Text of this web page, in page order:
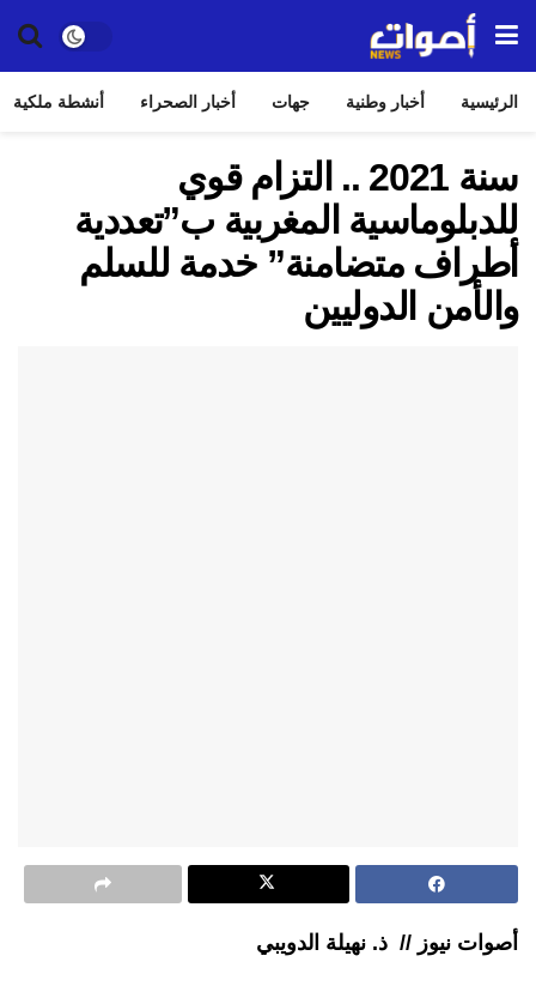
الرئيسية أخبار وطنية جهات أخبار الصحراء أنشطة ملكية
سنة 2021 .. التزام قوي
للدبلوماسية المغربية ب”تعددية
أطراف متضامنة” خدمة للسلم
والأمن الدوليين
أصوات نيوز // ذ. نهيلة الدويبي